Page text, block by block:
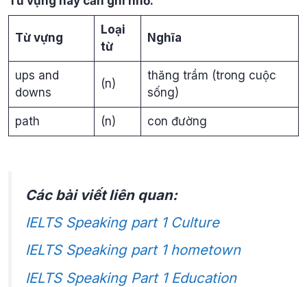
Từ vựng
Loại
từ
Nghĩa
ups and
downs
(n)
thăng trầm (trong cuộc
sống)
path (n) con đường
Các bài viết liên quan:
IELTS Speaking part 1 Culture
IELTS Speaking part 1 hometown
IELTS Speaking Part 1 Education